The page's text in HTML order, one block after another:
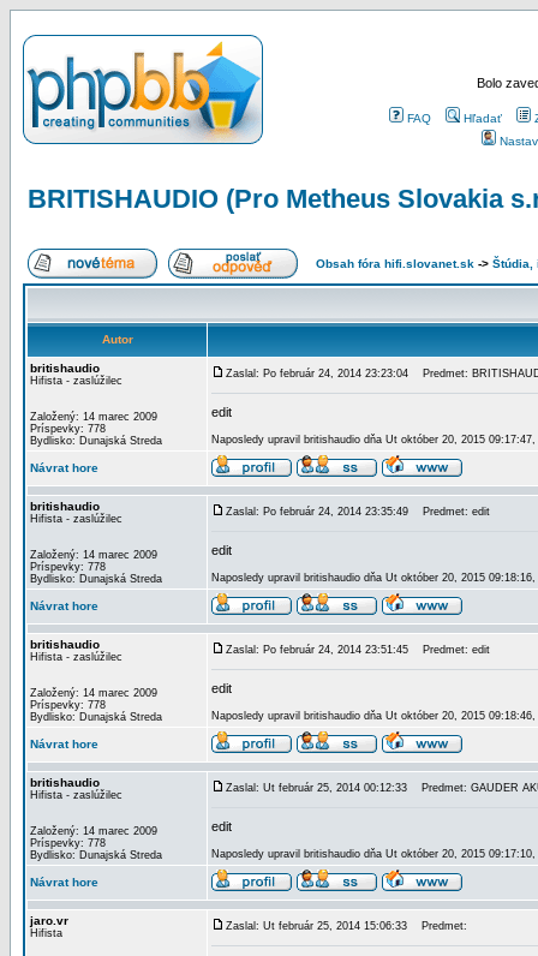
Bolo
FAQ Hľadať
BRITISHAUDIO (Pro Metheus Slovakia
Obsah fóra hifi.slovanet.sk -> Štúdia,
Autor
britishaudio
Hifista - zaslúžilec
Založený: 14 marec 2009
Príspevky: 778
Bydlisko: Dunajská Streda
Zaslal: Po február 24, 2014 23:23:04 Predmet:
edit
Naposledy upravil britishaudio dňa Ut október 20, 2015
Návrat hore
britishaudio
Hifista - zaslúžilec
Založený: 14 marec 2009
Príspevky: 778
Bydlisko: Dunajská Streda
Zaslal: Po február 24, 2014 23:35:49 Predmet: edit
edit
Naposledy upravil britishaudio dňa Ut október 20, 2015
Návrat hore
britishaudio
Hifista - zaslúžilec
Založený: 14 marec 2009
Príspevky: 778
Bydlisko: Dunajská Streda
Zaslal: Po február 24, 2014 23:51:45 Predmet: edit
edit
Naposledy upravil britishaudio dňa Ut október 20, 2015
Návrat hore
britishaudio
Hifista - zaslúžilec
Založený: 14 marec 2009
Príspevky: 778
Bydlisko: Dunajská Streda
Zaslal: Ut február 25, 2014 00:12:33 Predmet: GAUDER
edit
Naposledy upravil britishaudio dňa Ut október 20, 2015
Návrat hore
jaro.vr
Hifista
Zaslal: Ut február 25, 2014 15:06:33 Predmet: